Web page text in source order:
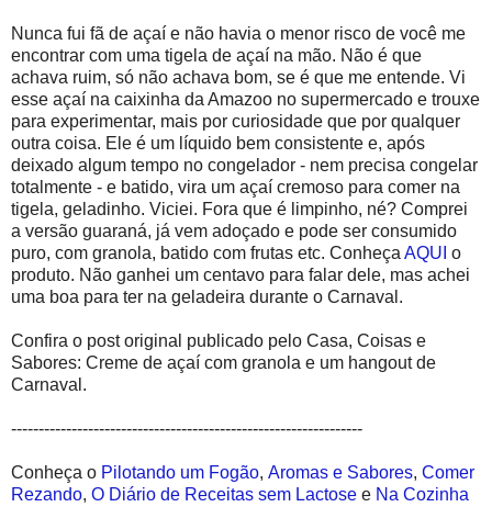
Nunca fui fã de açaí e não havia o menor risco de você me
encontrar com uma tigela de açaí na mão. Não é que
achava ruim, só não achava bom, se é que me entende. Vi
esse açaí na caixinha da Amazoo no supermercado e trouxe
para experimentar, mais por curiosidade que por qualquer
outra coisa. Ele é um líquido bem consistente e, após
deixado algum tempo no congelador - nem precisa congelar
totalmente - e batido, vira um açaí cremoso para comer na
tigela, geladinho. Viciei. Fora que é limpinho, né? Comprei
a versão guaraná, já vem adoçado e pode ser consumido
puro, com granola, batido com frutas etc. Conheça AQUI o
produto. Não ganhei um centavo para falar dele, mas achei
uma boa para ter na geladeira durante o Carnaval.
Confira o post original publicado pelo Casa, Coisas e
Sabores: Creme de açaí com granola e um hangout de
Carnaval.
----------------------------------------------------------------
Conheça o Pilotando um Fogão, Aromas e Sabores, Comer
Rezando, O Diário de Receitas sem Lactose e Na Cozinha